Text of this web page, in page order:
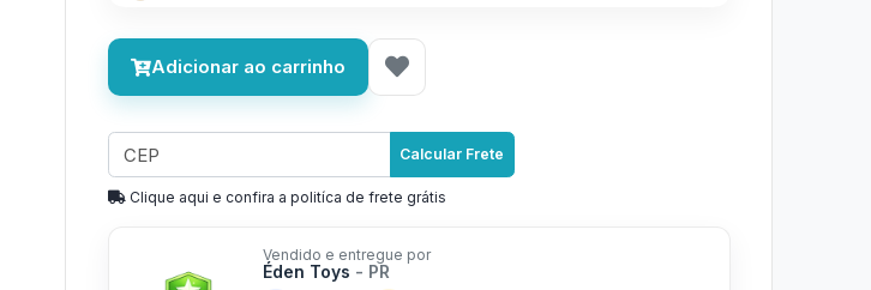
Adicionar ao carrinho
Calcular Frete
Clique aqui e confira a politíca de frete grátis
Vendido e entregue por
Éden Toys - PR